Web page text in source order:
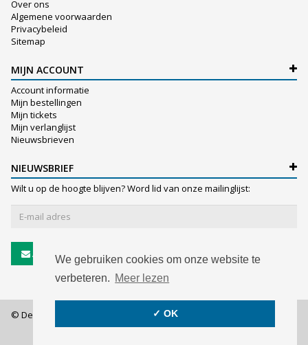
We gebruiken cookies om onze website te
verbeteren. Meer lezen
✓ OK
Over ons
Algemene voorwaarden
Privacybeleid
Sitemap
MIJN ACCOUNT
Account informatie
Mijn bestellingen
Mijn tickets
Mijn verlanglijst
Nieuwsbrieven
NIEUWSBRIEF
Wilt u op de hoogte blijven? Word lid van onze mailinglijst:
Abonneer
© De Witte NV - 2026 - All rights reserved